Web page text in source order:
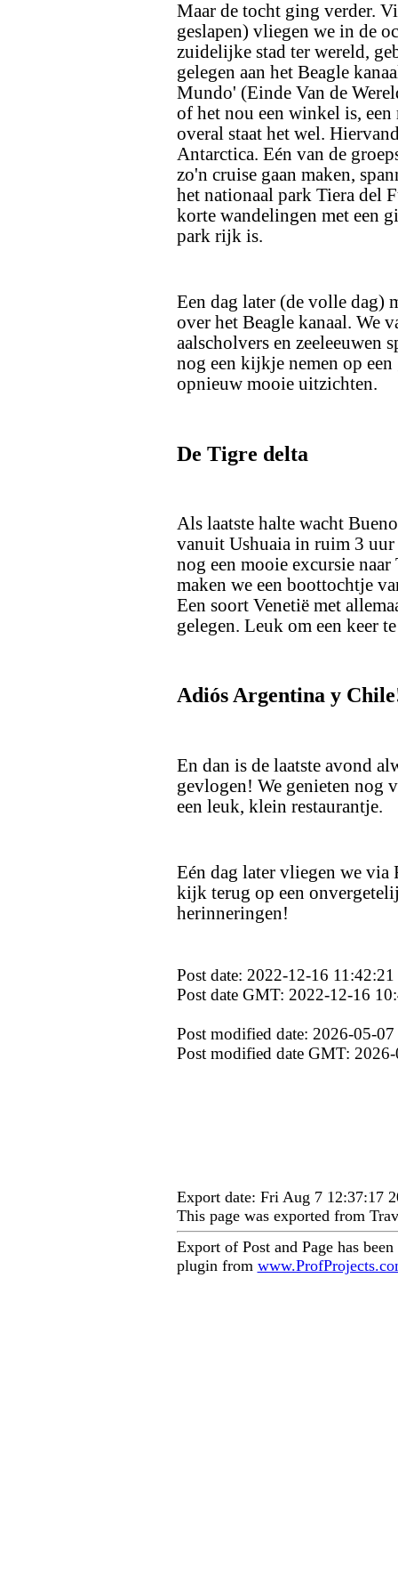
Maar de tocht ging verder.
geslapen) vliegen we in de
zuidelijke stad ter wereld,
gelegen aan het Beagle
Mundo' (Einde Van de
of het nou een winkel is,
overal staat het wel.
Antarctica. Eén van de
zo'n cruise gaan maken,
het nationaal park Tiera del
korte wandelingen met een
park rijk is.
Een dag later (de volle dag)
over het Beagle kanaal. We
aalscholvers en zeeleeuwen
nog een kijkje nemen op
opnieuw mooie uitzichten.
De Tigre delta
Als laatste halte wacht
vanuit Ushuaia in ruim 3
nog een mooie excursie
maken we een boottochtje
Een soort Venetië met
gelegen. Leuk om een keer
Adiós Argentina y
En dan is de laatste avond
gevlogen! We genieten nog
een leuk, klein restaurantje.
Eén dag later vliegen we via
kijk terug op een
herinneringen!
Post date: 2022-12-16 11:42:21
Post date GMT: 2022-12-16
Post modified date: 2026-05-
Post modified date GMT:
Export date: Fri Aug 7 12:37:17
This page was exported from
Export of Post and Page has
plugin from